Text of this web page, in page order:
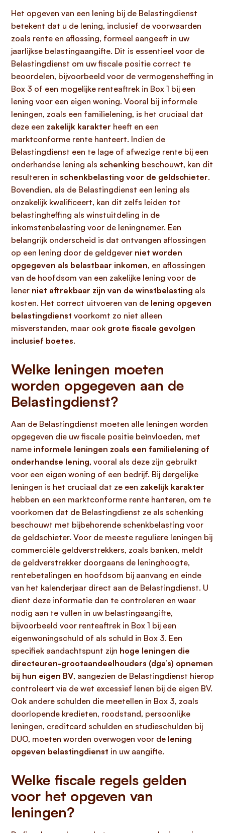
Het opgeven van een lening bij de Belastingdienst
betekent dat u de lening, inclusief de voorwaarden
zoals rente en aflossing, formeel aangeeft in uw
jaarlijkse belastingaangifte. Dit is essentieel voor de
Belastingdienst om uw fiscale positie correct te
beoordelen, bijvoorbeeld voor de vermogensheffing in
Box 3 of een mogelijke renteaftrek in Box 1 bij een
lening voor een eigen woning. Vooral bij informele
leningen, zoals een familielening, is het cruciaal dat
deze een zakelijk karakter heeft en een
marktconforme rente hanteert. Indien de
Belastingdienst een te lage of afwezige rente bij een
onderhandse lening als schenking beschouwt, kan dit
resulteren in schenkbelasting voor de geldschieter.
Bovendien, als de Belastingdienst een lening als
onzakelijk kwalificeert, kan dit zelfs leiden tot
belastingheffing als winstuitdeling in de
inkomstenbelasting voor de leningnemer. Een
belangrijk onderscheid is dat ontvangen aflossingen
op een lening door de geldgever niet worden
opgegeven als belastbaar inkomen, en aflossingen
van de hoofdsom van een zakelijke lening voor de
lener niet aftrekbaar zijn van de winstbelasting als
kosten. Het correct uitvoeren van de lening opgeven
belastingdienst voorkomt zo niet alleen
misverstanden, maar ook grote fiscale gevolgen
inclusief boetes.
Welke leningen moeten
worden opgegeven aan de
Belastingdienst?
Aan de Belastingdienst moeten alle leningen worden
opgegeven die uw fiscale positie beïnvloeden, met
name informele leningen zoals een familielening of
onderhandse lening, vooral als deze zijn gebruikt
voor een eigen woning of een bedrijf. Bij dergelijke
leningen is het cruciaal dat ze een zakelijk karakter
hebben en een marktconforme rente hanteren, om te
voorkomen dat de Belastingdienst ze als schenking
beschouwt met bijbehorende schenkbelasting voor
de geldschieter. Voor de meeste reguliere leningen bij
commerciële geldverstrekkers, zoals banken, meldt
de geldverstrekker doorgaans de leninghoogte,
rentebetalingen en hoofdsom bij aanvang en einde
van het kalenderjaar direct aan de Belastingdienst. U
dient deze informatie dan te controleren en waar
nodig aan te vullen in uw belastingaangifte,
bijvoorbeeld voor renteaftrek in Box 1 bij een
eigenwoningschuld of als schuld in Box 3. Een
specifiek aandachtspunt zijn hoge leningen die
directeuren-grootaandeelhouders (dga’s) opnemen
bij hun eigen BV, aangezien de Belastingdienst hierop
controleert via de wet excessief lenen bij de eigen BV.
Ook andere schulden die meetellen in Box 3, zoals
doorlopende kredieten, roodstand, persoonlijke
leningen, creditcard schulden en studieschulden bij
DUO, moeten worden overwogen voor de lening
opgeven belastingdienst in uw aangifte.
Welke fiscale regels gelden
voor het opgeven van
leningen?